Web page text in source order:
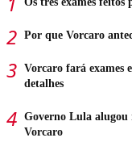
Por que Vorcaro
Vorcaro fará exames
detalhes
Governo Lula alugou
Vorcaro